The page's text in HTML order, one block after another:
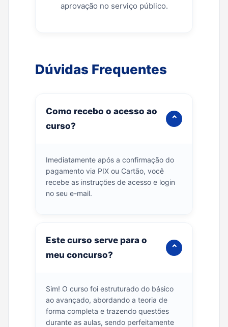
aprovação no serviço público.
Dúvidas Frequentes
Como recebo o acesso ao
curso?
⌄
Imediatamente após a confirmação do
pagamento via PIX ou Cartão, você
recebe as instruções de acesso e login
no seu e-mail.
Este curso serve para o
meu concurso?
⌄
Sim! O curso foi estruturado do básico
ao avançado, abordando a teoria de
forma completa e trazendo questões
durante as aulas, sendo perfeitamente